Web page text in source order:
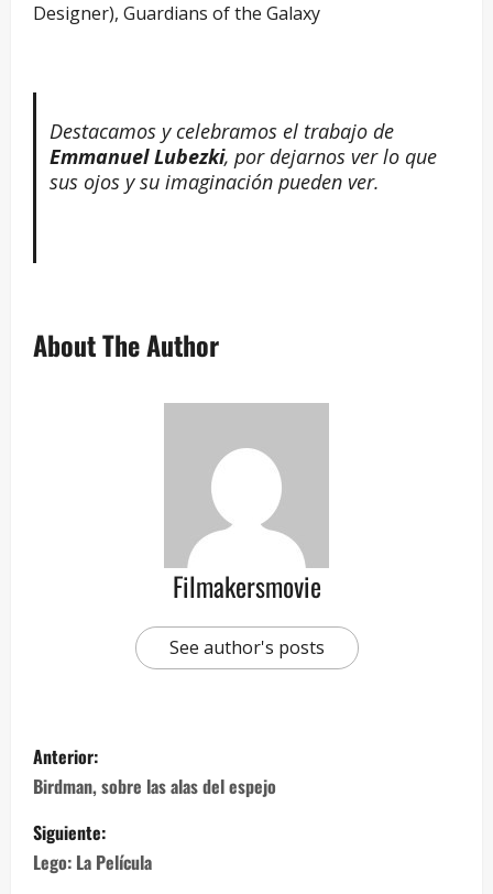
Designer), Guardians of the Galaxy
Destacamos y celebramos el trabajo de
Emmanuel Lubezki, por dejarnos ver lo que
sus ojos y su imaginación pueden ver.
About The Author
Filmakersmovie
See author's posts
Anterior:
Birdman, sobre las alas del espejo
Siguiente:
Lego: La Película